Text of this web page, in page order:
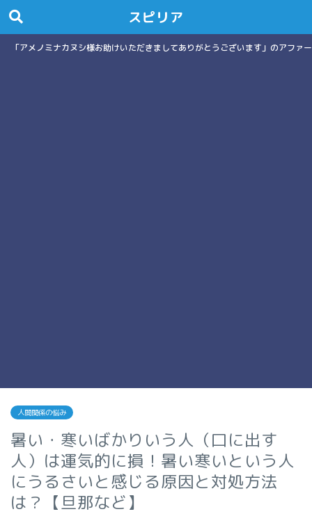
スピリア
「アメノミナカヌシ様お助けいただきましてありがとうございます」のアフ
人間関係の悩み
暑い・寒いばかりいう人（口に出す
人）は運気的に損！暑い寒いという人
にうるさいと感じる原因と対処方法
は？【旦那など】